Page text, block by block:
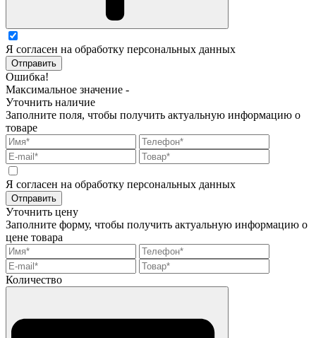
Я согласен на обработку персональных данных
Отправить
Ошибка!
Максимальное значение -
Уточнить наличие
Заполните поля, чтобы получить актуальную информацию о
товаре
Я согласен на обработку персональных данных
Отправить
Уточнить цену
Заполните форму, чтобы получить актуальную информацию о
цене товара
Количество